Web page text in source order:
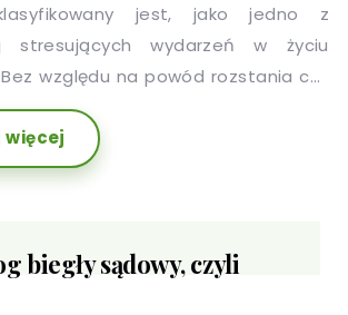
jest, jako jedno z
stresujących wydarzeń w życiu
względu na powód rozstania czy
się końcem jednego etapu i
drugiego - nowego. Rozwód
się w nowej sytuacji i roli,
nowego, nieznanego
Jak wyglądają etapy rozwodu?
więcej
biegły sądowy, czyli